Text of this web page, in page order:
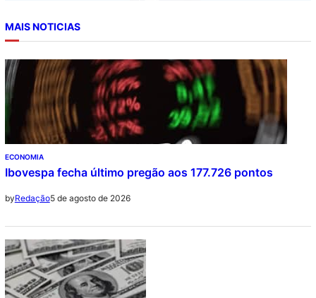
MAIS NOTICIAS
ECONOMIA
Ibovespa fecha último pregão aos 177.726 pontos
byRedação5 de agosto de 2026